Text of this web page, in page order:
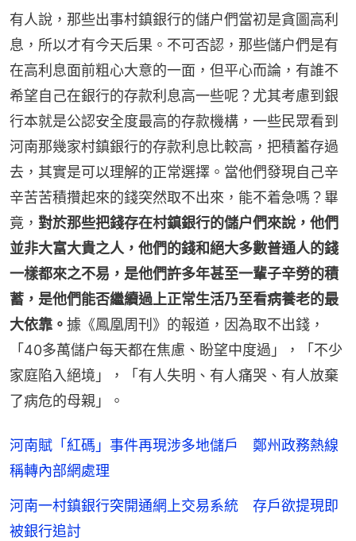
有人說，那些出事村鎮銀行的儲户們當初是貪圖高利
息，所以才有今天后果。不可否認，那些儲户們是有
在高利息面前粗心大意的一面，但平心而論，有誰不
希望自己在銀行的存款利息高一些呢？尤其考慮到銀
行本就是公認安全度最高的存款機構，一些民眾看到
河南那幾家村鎮銀行的存款利息比較高，把積蓄存過
去，其實是可以理解的正常選擇。當他們發現自己辛
辛苦苦積攢起來的錢突然取不出來，能不着急嗎？畢
竟， 對於那些把錢存在村鎮銀行的儲户們來說，他們
並非大富大貴之人，他們的錢和絕大多數普通人的錢
一樣都來之不易，是他們許多年甚至一輩子辛勞的積
蓄，是他們能否繼續過上正常生活乃至看病養老的最
大依靠。 據《鳳凰周刊》的報道，因為取不出錢，
「40多萬儲户每天都在焦慮、盼望中度過」，「不少
家庭陷入絕境」，「有人失明、有人痛哭、有人放棄
了病危的母親」。
河南賦「紅碼」事件再現涉多地儲戶 鄭州政務熱線
稱轉內部網處理
河南一村鎮銀行突開通網上交易系統 存戶欲提現即
被銀行追討